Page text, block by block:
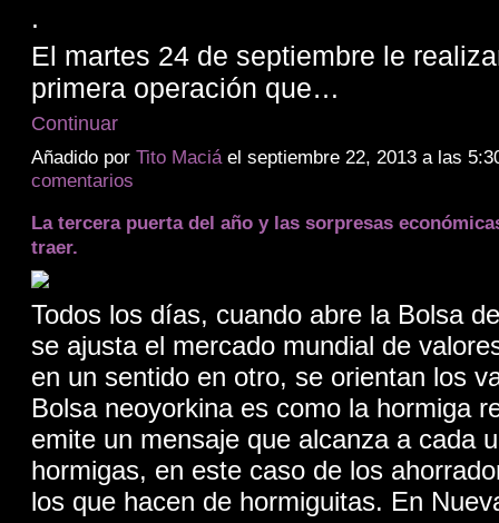
.
El martes 24 de septiembre le
primera operación que…
Continuar
Añadido por Tito Maciáel septiembre 22, 2013 a las
comentarios
La tercera puerta del año y las sorpresas
traer.
Todos los días, cuando abre la Bolsa
se ajusta el mercado mundial de
en un sentido en otro, se orientan los
Bolsa neoyorkina es como la hormiga
emite un mensaje que alcanza a cada
hormigas, en este caso de los
los que hacen de hormiguitas. En